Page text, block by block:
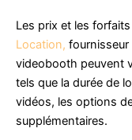
Les prix et les
Location,
videobooth peuvent
tels que la durée de
vidéos, les options
supplémentaires.